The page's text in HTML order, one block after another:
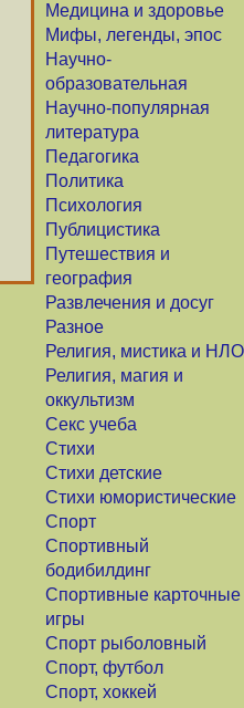
Медицина и здоровье
Мифы, легенды, эпос
Научно-
образовательная
Научно-популярная
литература
Педагогика
Политика
Психология
Публицистика
Путешествия и
география
Развлечения и досуг
Разное
Религия, мистика и НЛО
Религия, магия и
оккультизм
Секс учеба
Стихи
Стихи детские
Стихи юмористические
Спорт
Спортивный
бодибилдинг
Спортивные карточные
игры
Спорт рыболовный
Спорт, футбол
Спорт, хоккей